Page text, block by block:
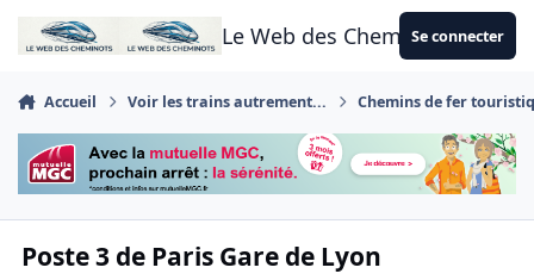
Aller au contenu
Le Web des CheminotsSe connecter
Accueil Voir les trains autrement... Chemins de fer
Poste 3 de Paris Gare de Lyon